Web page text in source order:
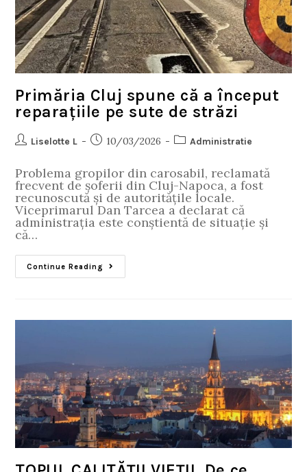
Primăria Cluj spune că a început
reparațiile pe sute de străzi
Liselotte L 10/03/2026 Administratie
Problema gropilor din carosabil, reclamată
frecvent de șoferii din Cluj-Napoca, a fost
recunoscută și de autoritățile locale.
Viceprimarul Dan Tarcea a declarat că
administrația este conștientă de situație și
că…
Continue Reading